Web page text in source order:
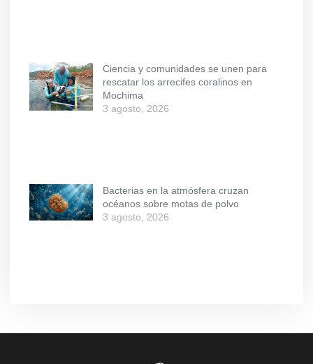
Ciencia y comunidades se unen para
rescatar los arrecifes coralinos en
Mochima
3 agosto, 2026
Bacterias en la atmósfera cruzan
océanos sobre motas de polvo
3 agosto, 2026